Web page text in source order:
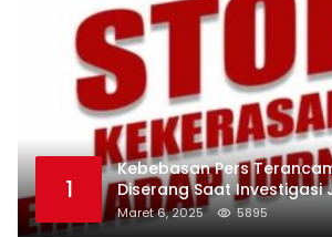
1
Kebebasan Pers
Diserang Saat Investigasi
Terlarang
Maret 6, 2025 5895